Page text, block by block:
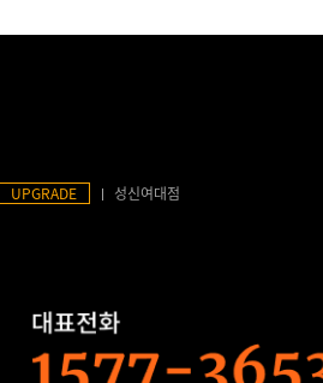
UPGRADE 성신여대점